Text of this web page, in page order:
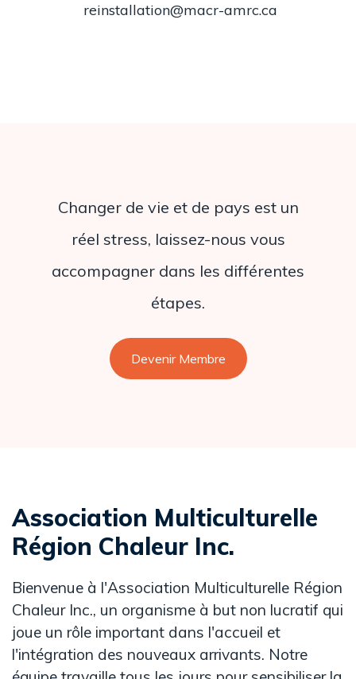
reinstallation@macr-amrc.ca
Changer de vie et de pays est un
réel stress, laissez-nous vous
accompagner dans les différentes
étapes.
Devenir Membre
Association Multiculturelle
Région Chaleur Inc.
Bienvenue à l'Association Multiculturelle Région
Chaleur Inc., un organisme à but non lucratif qui
joue un rôle important dans l'accueil et
l'intégration des nouveaux arrivants. Notre